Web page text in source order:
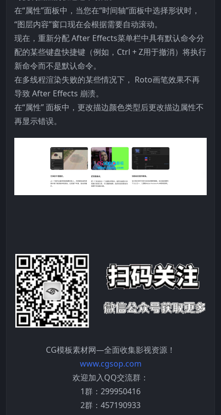
在“属性”面板中，当您在“时间轴”面板中选择形状时，
“图层内容”窗口现在会根据需要自动滚动。
现在，重新分配 After Effects菜单栏中具有默认命令分
配的某些键盘快捷键（例如，Ctrl + Z用于撤消）将执行
新命令而不是默认命令。
在多线程渲染失败的某些情况下， Roto画笔效果不再
导致 After Effects 崩溃。
在“属性” 面板中，更改描边颜色类型后更改描边属性不
再显示错误。
CG模板素材网—全面收集影视资源！
www.cgsop.com
欢迎加入QQ交流群：
1群：299950416
2群：457190933